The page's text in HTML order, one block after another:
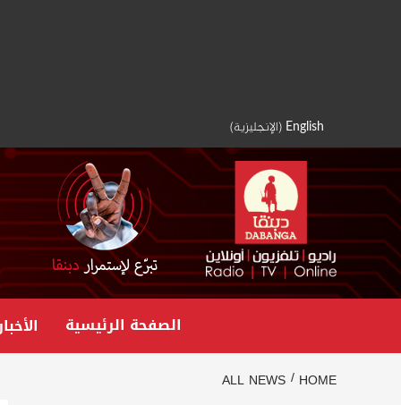
English
(الإنجليزية)
الصفحة الرئيسية
HOME
ALL NEWS